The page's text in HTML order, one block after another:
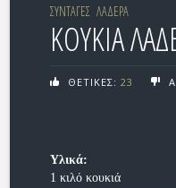
ΣΥΝΤΑΓΕΣ ΛΑΔΕΡΑ
ΚΟΥΚΙΑ
ΘΕΤΙΚΕΣ: 23
Υλικά:
1 κιλό κουκιά